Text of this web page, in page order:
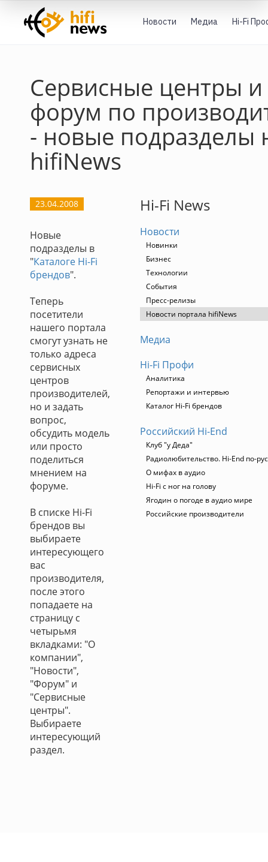
Новости Медиа Hi-Fi
Сервисные центры и
форум по
- новые подразделы
hifiNews
23.04.2008
Новые
подразделы в
"Каталоге Hi-Fi
брендов".
Теперь
посетители
нашего портала
смогут узнать не
только адреса
сервисных
центров
производителей,
но и задать
вопрос,
обсудить модель
или просто
поделиться
мнением на
форуме.
В списке Hi-Fi
брендов вы
выбираете
интересующего
вас
производителя,
после этого
попадаете на
страницу с
четырьмя
вкладками: "О
компании",
"Новости",
"Форум" и
"Сервисные
центры".
Выбираете
интересующий
раздел.
Hi-Fi News
Новости
Новинки
Бизнес
Технологии
События
Пресс-релизы
Новости портала hifiNews
Медиа
Hi-Fi Профи
Аналитика
Репортажи и интервью
Каталог Hi-Fi брендов
Российский Hi-End
Клуб "у Деда"
Радиолюбительство. Hi-End по-
О мифах в аудио
Hi-Fi с ног на голову
Ягодин о погоде в аудио мире
Российские производители